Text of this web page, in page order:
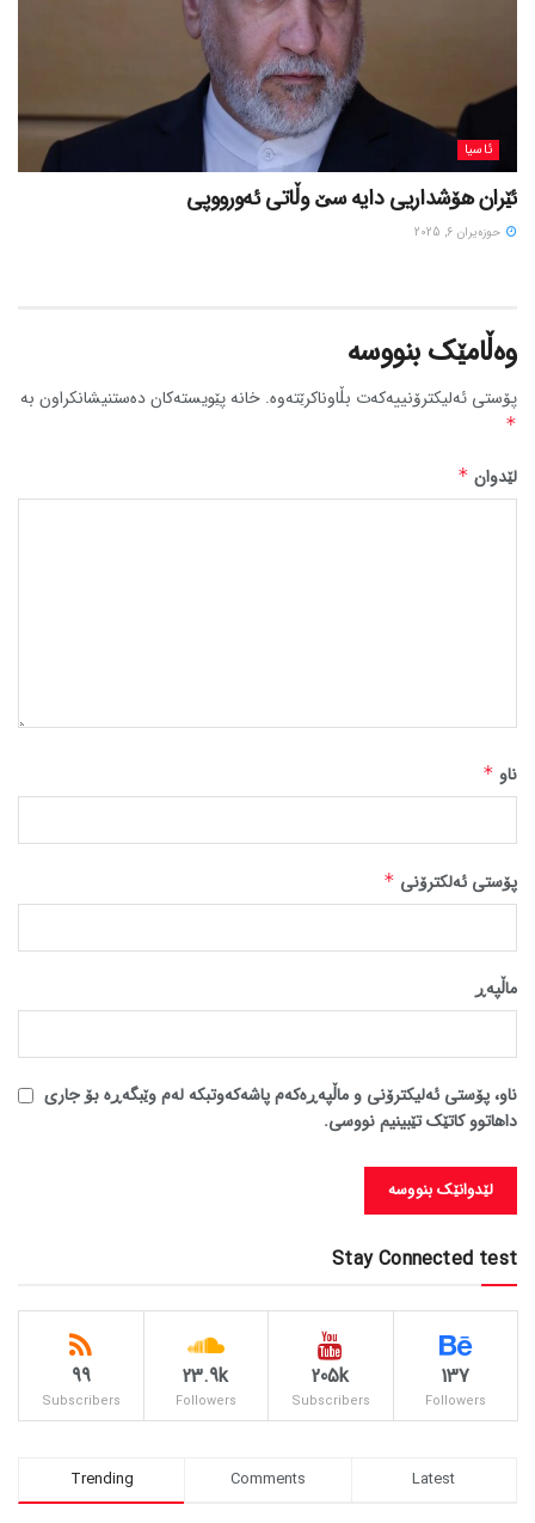
ئاسیا
ئێران هۆشداریی دایە سێ وڵاتی ئەورووپی
حوزه‌یران 6, 2025
وەڵامێک بنووسە
پۆستی ئەلیکترۆنییەکەت بڵاوناکرێتەوە. خانە پێویستەکان دەستنیشانکراون بە
*
لێدوان *
ناو *
پۆستی ئەلکترۆنی *
ماڵپه‌ڕ
ناو، پۆستی ئەلیکترۆنی و ماڵپەڕەکەم پاشەکەوتبکە لەم وێبگەڕە بۆ جاری
داهاتوو کاتێک تێبینیم نووسی.
Stay Connected test
137
Followers
205k
Subscribers
23.9k
Followers
99
Subscribers
Trending Comments Latest